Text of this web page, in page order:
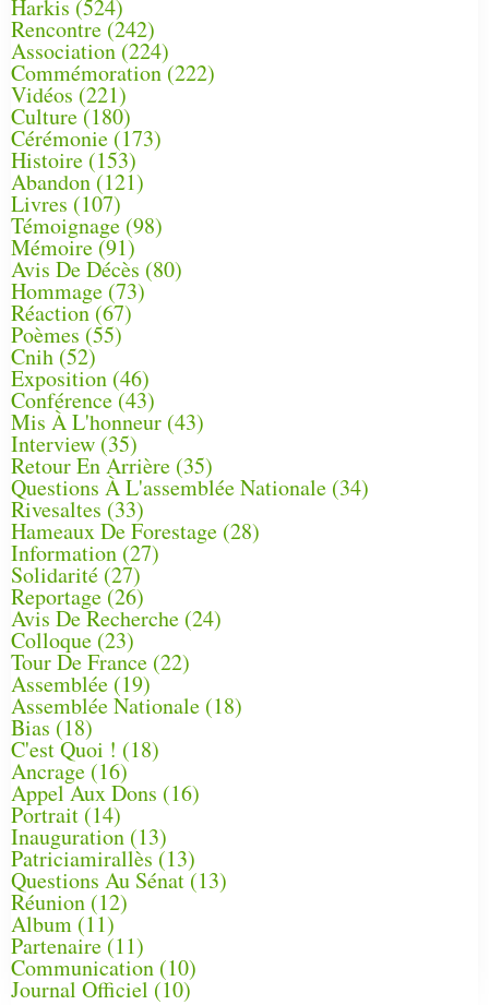
Harkis (524)
Rencontre (242)
Association (224)
Commémoration(222)
Vidéos (221)
Culture(180)
Cérémonie (173)
Histoire (153)
Abandon(121)
Livres (107)
Témoignage (98)
Mémoire (91)
Avis De Décès (80)
Hommage (73)
Réaction(67)
Poèmes (55)
Cnih (52)
Exposition (46)
Conférence(43)
Mis À L'honneur (43)
Interview (35)
Retour En Arrière (35)
Questions À L'assemblée Nationale (34)
Rivesaltes (33)
Hameaux De Forestage (28)
Information (27)
Solidarité (27)
Reportage(26)
Avis De Recherche (24)
Colloque (23)
Tour De France (22)
Assemblée (19)
Assemblée Nationale (18)
Bias (18)
C'est Quoi ! (18)
Ancrage (16)
Appel Aux Dons (16)
Portrait (14)
Inauguration (13)
Patriciamirallès (13)
Questions Au Sénat(13)
Réunion (12)
Album (11)
Partenaire(11)
Communication (10)
Journal Officiel (10)